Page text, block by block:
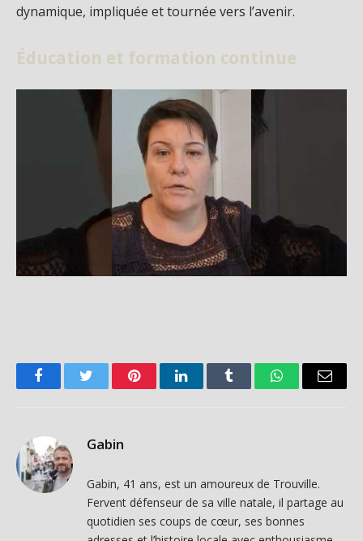
dynamique, impliquée et tournée vers l’avenir.
Éducation et formation continue
FacebookTwitter PinterestLinkedInTumblr WhatsAppEmail
Gabin
Gabin, 41 ans, est un amoureux de Trouville.
Fervent défenseur de sa ville natale, il partage au
quotidien ses coups de cœur, ses bonnes